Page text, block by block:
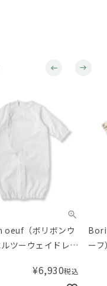
（ボリボンウ
ツーウェイドレ
¥6,930税込
ー